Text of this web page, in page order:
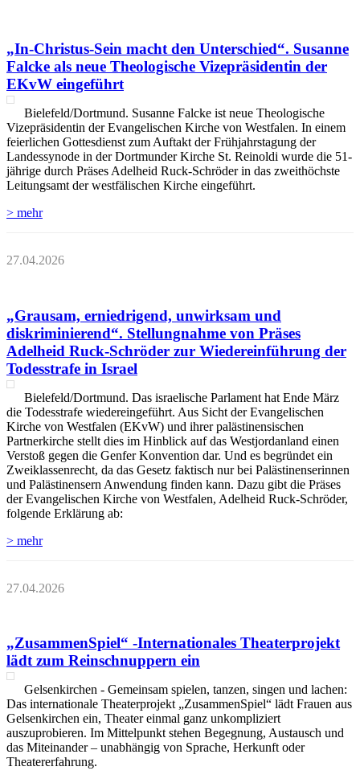
„In-Christus-Sein macht den Unterschied“. Susanne
Falcke als neue Theologische Vizepräsidentin der
EKvW eingeführt
Bielefeld/Dortmund. Susanne Falcke ist neue Theologische
Vizepräsidentin der Evangelischen Kirche von Westfalen. In einem
feierlichen Gottesdienst zum Auftakt der Frühjahrstagung der
Landessynode in der Dortmunder Kirche St. Reinoldi wurde die 51-
jährige durch Präses Adelheid Ruck-Schröder in das zweithöchste
Leitungsamt der westfälischen Kirche eingeführt.
> mehr
27.04.2026
„Grausam, erniedrigend, unwirksam und
diskriminierend“. Stellungnahme von Präses
Adelheid Ruck-Schröder zur Wiedereinführung der
Todesstrafe in Israel
Bielefeld/Dortmund. Das israelische Parlament hat Ende März
die Todesstrafe wiedereingeführt. Aus Sicht der Evangelischen
Kirche von Westfalen (EKvW) und ihrer palästinensischen
Partnerkirche stellt dies im Hinblick auf das Westjordanland einen
Verstoß gegen die Genfer Konvention dar. Und es begründet ein
Zweiklassenrecht, da das Gesetz faktisch nur bei Palästinenserinnen
und Palästinensern Anwendung finden kann. Dazu gibt die Präses
der Evangelischen Kirche von Westfalen, Adelheid Ruck-Schröder,
folgende Erklärung ab:
> mehr
27.04.2026
„ZusammenSpiel“ -Internationales Theaterprojekt
lädt zum Reinschnuppern ein
Gelsenkirchen - Gemeinsam spielen, tanzen, singen und lachen:
Das internationale Theaterprojekt „ZusammenSpiel“ lädt Frauen aus
Gelsenkirchen ein, Theater einmal ganz unkompliziert
auszuprobieren. Im Mittelpunkt stehen Begegnung, Austausch und
das Miteinander – unabhängig von Sprache, Herkunft oder
Theatererfahrung.